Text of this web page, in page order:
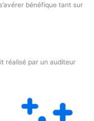
bénéfique tant sur
réalisé par un auditeur